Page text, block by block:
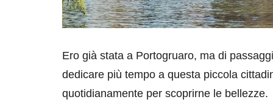
Ero già stata a Portogruaro, ma di
dedicare più tempo a questa piccola
quotidianamente per scoprirne le bellezze.